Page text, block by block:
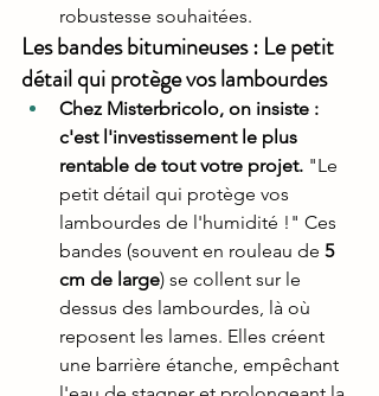
robustesse souhaitées.
Les bandes bitumineuses : Le petit
détail qui protège vos lambourdes
Chez Misterbricolo, on insiste :
c'est l'investissement le plus
rentable de tout votre projet. "Le
petit détail qui protège vos
lambourdes de l'humidité !" Ces
bandes (souvent en rouleau de 5
cm de large) se collent sur le
dessus des lambourdes, là où
reposent les lames. Elles créent
une barrière étanche, empêchant